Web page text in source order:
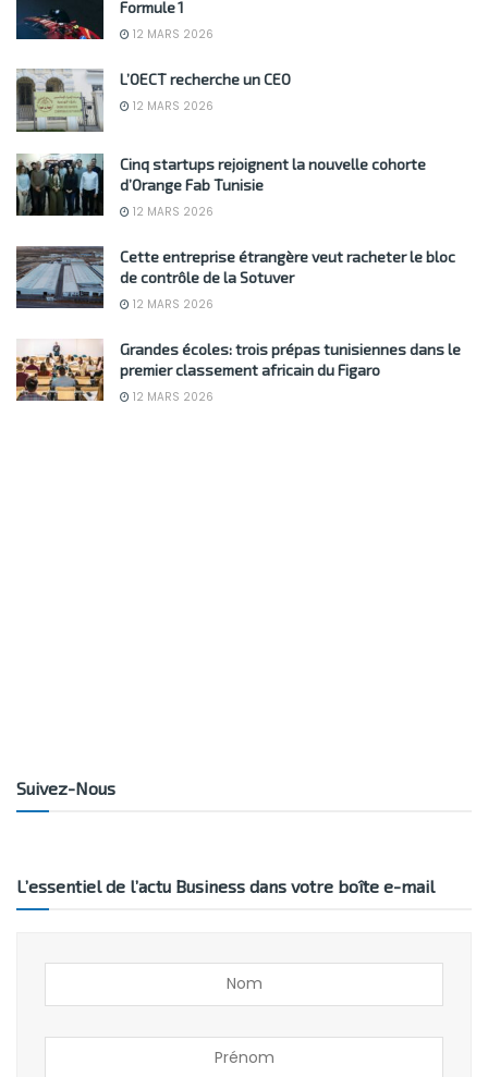
Formule 1
12 MARS 2026
L’OECT recherche un CEO
12 MARS 2026
Cinq startups rejoignent la nouvelle cohorte
d’Orange Fab Tunisie
12 MARS 2026
Cette entreprise étrangère veut racheter le bloc
de contrôle de la Sotuver
12 MARS 2026
Grandes écoles: trois prépas tunisiennes dans le
premier classement africain du Figaro
12 MARS 2026
Suivez-Nous
L’essentiel de l’actu Business dans votre boîte e-mail